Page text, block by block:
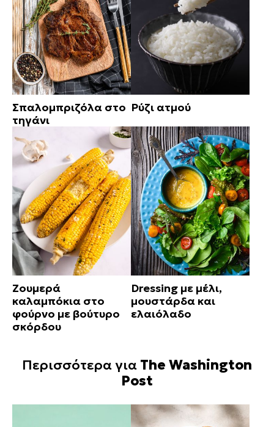
Σπαλομπριζόλα στο
τηγάνι
Ρύζι ατμού
Ζουμερά
καλαμπόκια στο
φούρνο με βούτυρο
σκόρδου
Dressing με μέλι,
μουστάρδα και
ελαιόλαδο
Περισσότερα για The Washington
Post